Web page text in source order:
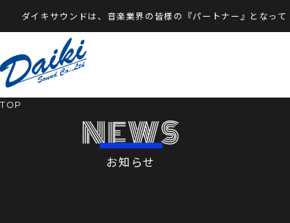
ダイキサウンドは、音楽業界の皆様の『パートナー』となって
TOP
NEWS
お知らせ